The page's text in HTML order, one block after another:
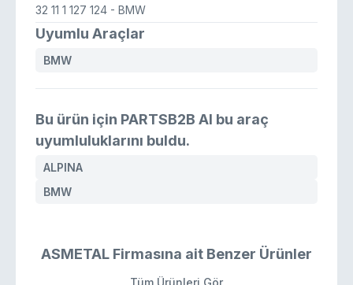
32 11 1 127 124 - BMW
Uyumlu Araçlar
BMW
Bu ürün için PARTSB2B AI bu araç
uyumluluklarını buldu.
ALPINA
BMW
ASMETAL Firmasına ait Benzer Ürünler
Tüm Ürünleri Gör